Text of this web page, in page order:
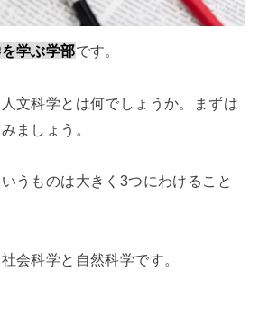
学ぶ学部です。
文科学とは何でしょうか。まずは
ましょう。
うものは大きく3つにわけること
会科学と自然科学です。